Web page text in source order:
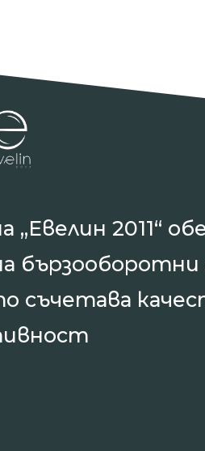
2011“
съчетава